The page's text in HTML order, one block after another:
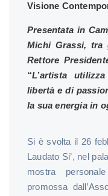
Visione
Presentata in
Michi Grassi, tra
Rettore
“L’artista
libertà e di
la sua energia in
Si è svolta il 26
Laudato Si’, nel
mostra
promossa